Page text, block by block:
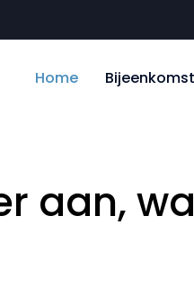
Home
aan,